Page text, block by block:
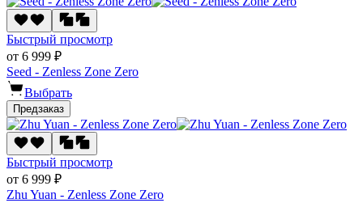
Быстрый просмотр
от 6 999 ₽
Seed - Zenless Zone Zero
Выбрать
Предзаказ
Быстрый просмотр
от 6 999 ₽
Zhu Yuan - Zenless Zone Zero